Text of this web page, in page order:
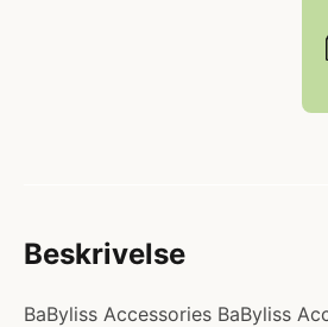
Beskrivelse
BaByliss Accessories BaByliss